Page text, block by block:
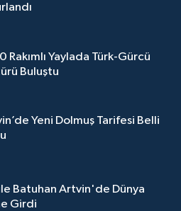
Rakımlı Yaylada Türk-Gürcü
Buluştu
Yeni Dolmuş Tarifesi Belli
Batuhan Artvin'de Dünya
Girdi